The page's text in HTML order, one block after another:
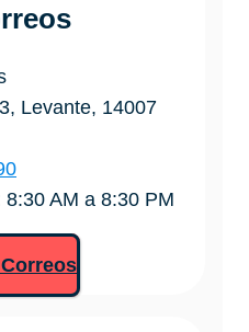
Levante, 14007
AM a 8:30 PM